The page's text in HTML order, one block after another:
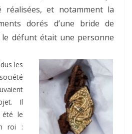
et notamment la
dorés d’une bride de
le défunt était une personne
les
Il
été le
roi :